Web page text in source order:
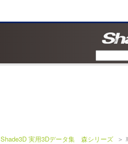
Shade3D 実用3Dデータ集 森シリーズ ＞